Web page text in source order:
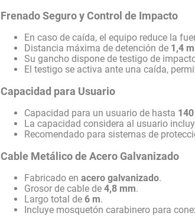
Frenado Seguro y Control de Impacto
En caso de caída, el equipo reduce la
Distancia máxima de detención de 1,4 m
Su gancho dispone de testigo de
El testigo se activa ante una caída,
Capacidad para Usuario
Capacidad para un usuario de hasta
La capacidad considera al usuario
Recomendado para sistemas de
Cable Metálico de Acero Galvanizado
Fabricado enacero galvanizado.
Grosor de cable de4,8 mm.
Largo total de6 m.
Incluye mosquetón carabinero para